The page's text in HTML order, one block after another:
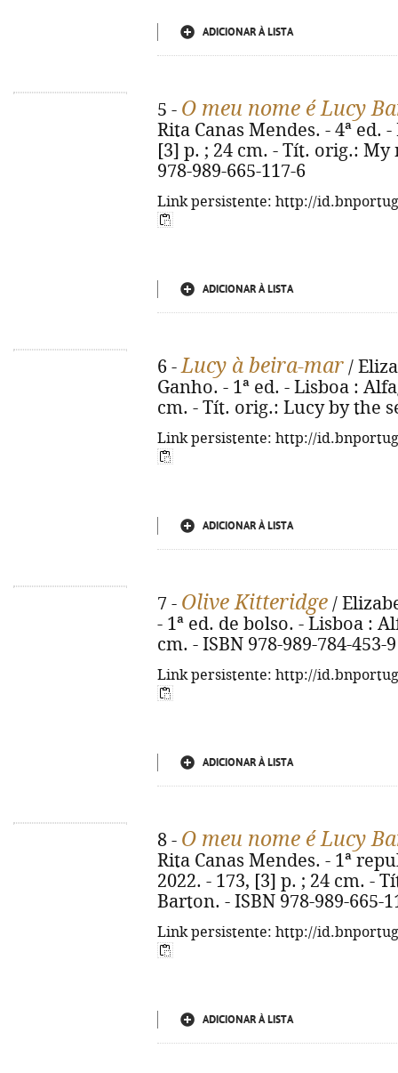
ADICIONAR À LISTA
5 - O meu nome é Lucy
Rita Canas Mendes. - 4ª ed.
[3] p. ; 24 cm. - Tít. orig.:
978-989-665-117-6
Link persistente: http://
ADICIONAR À LISTA
6 -Lucy à beira-mar /
Ganho. - 1ª ed. - Lisboa :
cm. - Tít. orig.: Lucy by the
Link persistente: http://
ADICIONAR À LISTA
7 - Olive Kitteridge /
- 1ª ed. de bolso. - Lisboa :
cm. - ISBN 978-989-784-453-9
Link persistente: http://
ADICIONAR À LISTA
8 - O meu nome é Lucy
Rita Canas Mendes. - 1ª
2022. - 173, [3] p. ; 24 cm. -
Barton. - ISBN 978-989-665-
Link persistente: http://
ADICIONAR À LISTA